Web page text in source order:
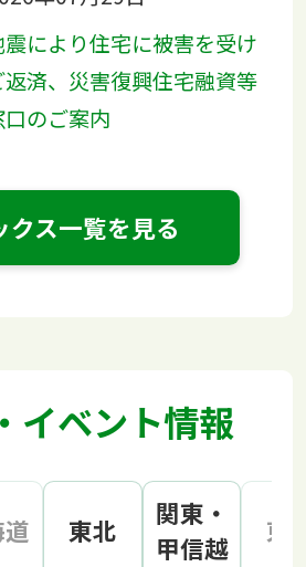
により住宅に被害を受け
済、災害復興住宅融資等
のご案内
クス一覧を見る
イベント情報
東北
関東・
甲信越
東